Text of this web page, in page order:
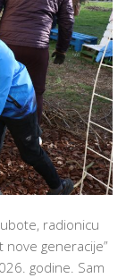
radionicu
nove generacije”
godine. Sam